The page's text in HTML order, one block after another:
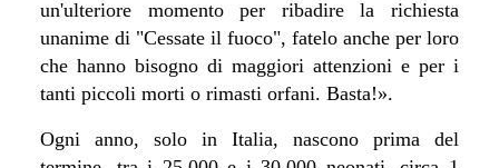
un'ulteriore momento per ribadire la richiesta
unanime di "Cessate il fuoco", fatelo anche per loro
che hanno bisogno di maggiori attenzioni e per i
tanti piccoli morti o rimasti orfani. Basta!».
Ogni anno, solo in Italia, nascono prima del